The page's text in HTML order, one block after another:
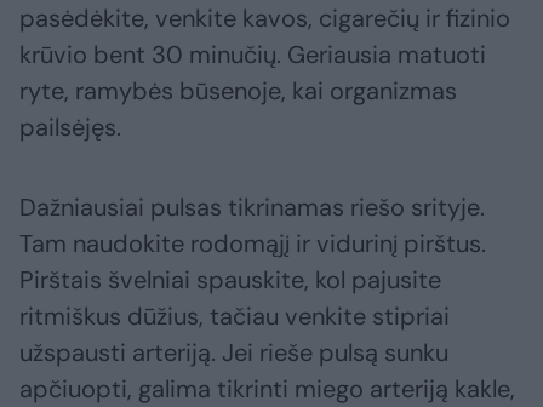
pasėdėkite, venkite kavos, cigarečių ir fizinio
krūvio bent 30 minučių. Geriausia matuoti
ryte, ramybės būsenoje, kai organizmas
pailsėjęs.
Dažniausiai pulsas tikrinamas riešo srityje.
Tam naudokite rodomąjį ir vidurinį pirštus.
Pirštais švelniai spauskite, kol pajusite
ritmiškus dūžius, tačiau venkite stipriai
užspausti arteriją. Jei rieše pulsą sunku
apčiuopti, galima tikrinti miego arteriją kakle,